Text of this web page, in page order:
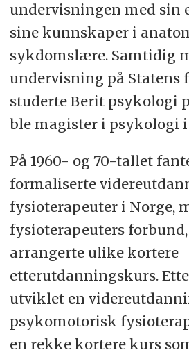
undervisningen med sin
sine kunnskaper i
sykdomslære. Samtidig
undervisning på Statens
studerte Berit psykologi
ble magister i psykologi i
På 1960- og 70-tallet
formaliserte
fysioterapeuter i Norge,
fysioterapeuters forbund,
arrangerte ulike kortere
etterutdanningskurs.
utviklet en
psykomotorisk
en rekke kortere kurs